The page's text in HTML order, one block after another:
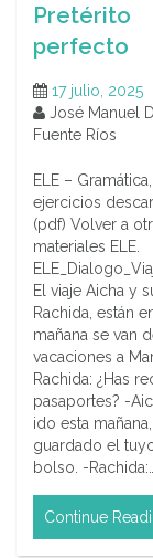
Pretérito
perfecto
17 julio, 2025
José Manuel
Fuente Ríos
ELE –
ejercicios
(pdf) Volver a
materiales ELE.
El viaje Aicha y
Rachida, están
mañana se van
vacaciones a
Rachida: ¿Has
pasaportes? -
ido esta
guardado el
bolso. -
Continue